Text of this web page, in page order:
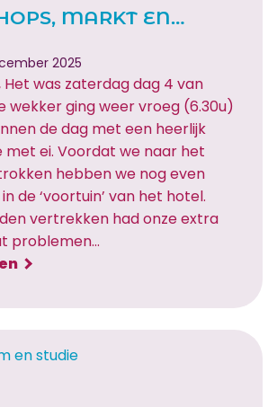
MARKT EN…
2025
Het was zaterdag dag 4 van
wekker ging weer vroeg (6.30u)
de dag met een heerlijk
ei. Voordat we naar het
hebben we nog even
de ‘voortuin’ van het hotel.
vertrekken had onze extra
problemen…
:
o
r
k